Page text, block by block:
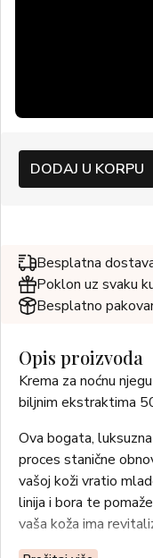
DODAJ U KORPU
Besplatna
Poklon uz svaku
Besplatno
Opis proizvoda
Krema za noćnu
biljnim ekstraktima
Ova bogata,
proces stanične
vašoj koži vratio
linija i bora te
vaša koža ima